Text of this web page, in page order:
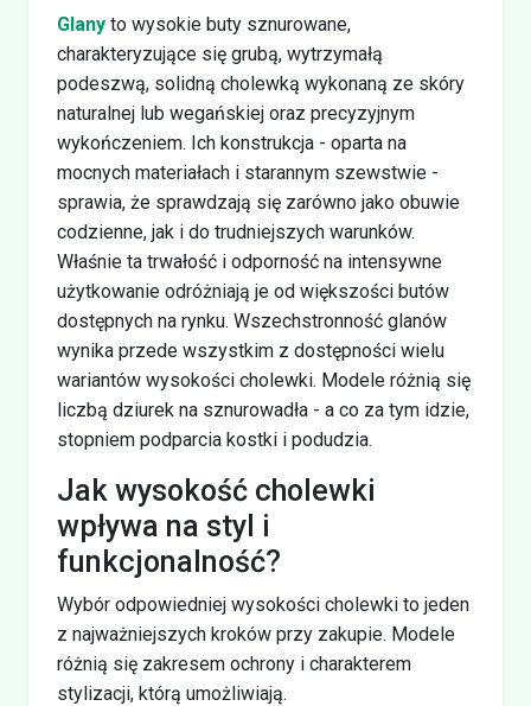
Glany to wysokie buty sznurowane,
charakteryzujące się grubą, wytrzymałą
podeszwą, solidną cholewką wykonaną ze skóry
naturalnej lub wegańskiej oraz precyzyjnym
wykończeniem. Ich konstrukcja - oparta na
mocnych materiałach i starannym szewstwie -
sprawia, że sprawdzają się zarówno jako obuwie
codzienne, jak i do trudniejszych warunków.
Właśnie ta trwałość i odporność na intensywne
użytkowanie odróżniają je od większości butów
dostępnych na rynku. Wszechstronność glanów
wynika przede wszystkim z dostępności wielu
wariantów wysokości cholewki. Modele różnią się
liczbą dziurek na sznurowadła - a co za tym idzie,
stopniem podparcia kostki i podudzia.
Jak wysokość cholewki
wpływa na styl i
funkcjonalność?
Wybór odpowiedniej wysokości cholewki to jeden
z najważniejszych kroków przy zakupie. Modele
różnią się zakresem ochrony i charakterem
stylizacji, którą umożliwiają.